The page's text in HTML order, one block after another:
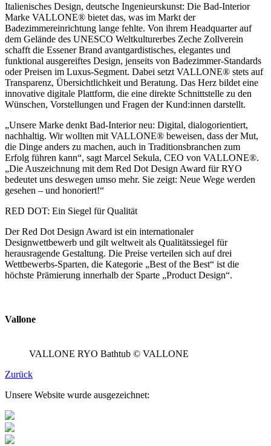
Italienisches Design, deutsche Ingenieurskunst: Die Bad-Interior
Marke VALLONE® bietet das, was im Markt der
Badezimmereinrichtung lange fehlte. Von ihrem Headquarter auf
dem Gelände des UNESCO Weltkulturerbes Zeche Zollverein
schafft die Essener Brand avantgardistisches, elegantes und
funktional ausgereiftes Design, jenseits von Badezimmer-Standards
oder Preisen im Luxus-Segment. Dabei setzt VALLONE® stets auf
Transparenz, Übersichtlichkeit und Beratung. Das Herz bildet eine
innovative digitale Plattform, die eine direkte Schnittstelle zu den
Wünschen, Vorstellungen und Fragen der Kund:innen darstellt.
„Unsere Marke denkt Bad-Interior neu: Digital, dialogorientiert,
nachhaltig. Wir wollten mit VALLONE® beweisen, dass der Mut,
die Dinge anders zu machen, auch in Traditionsbranchen zum
Erfolg führen kann“, sagt Marcel Sekula, CEO von VALLONE®.
„Die Auszeichnung mit dem Red Dot Design Award für RYO
bedeutet uns deswegen umso mehr. Sie zeigt: Neue Wege werden
gesehen – und honoriert!“
RED DOT: Ein Siegel für Qualität
Der Red Dot Design Award ist ein internationaler
Designwettbewerb und gilt weltweit als Qualitätssiegel für
herausragende Gestaltung. Die Preise verteilen sich auf drei
Wettbewerbs-Sparten, die Kategorie „Best of the Best“ ist die
höchste Prämierung innerhalb der Sparte „Product Design“.
Vallone
VALLONE RYO Bathtub © VALLONE
Zurück
Unsere Website wurde ausgezeichnet: